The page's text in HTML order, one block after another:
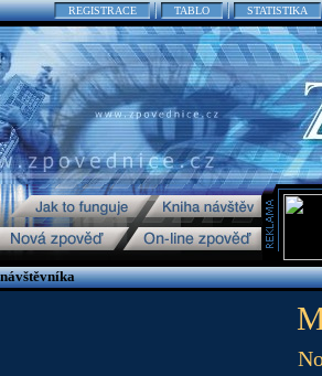
REGISTRACE TABLO STATISTIKA